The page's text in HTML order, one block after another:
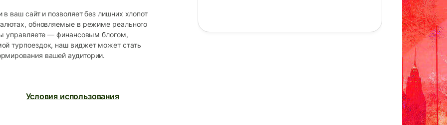
ваш сайт и позволяет без лишних хлопот
обновляемые в режиме реального
управляете — финансовым блогом,
турпоездок, наш виджет может стать
вашей аудитории.
Условия использования